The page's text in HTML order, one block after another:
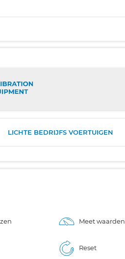
LICHTE BEDRIJFS VOERTUIGEN
Meet waarden
Reset